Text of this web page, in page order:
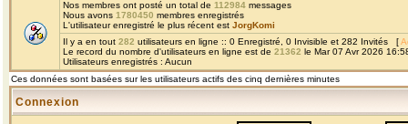
Nos membres ont posté un total de 112984 messages
Nous avons 1780450 membres enregistrés
L'utilisateur enregistré le plus récent est JorgKomi
Il y a en tout 282 utilisateurs en ligne :: 0 Enregistré, 0 Invisible et 282 Invités [
Le record du nombre d'utilisateurs en ligne est de 21362 le Mar 07 Avr 2026
Utilisateurs enregistrés : Aucun
Ces données sont basées sur les utilisateurs actifs des cinq dernières minutes
Connexion